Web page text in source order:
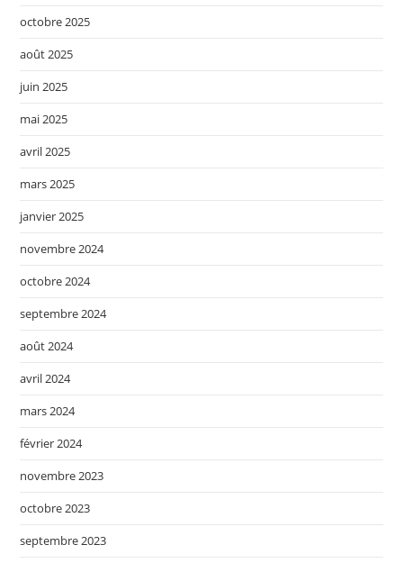
octobre 2025
août 2025
juin 2025
mai 2025
avril 2025
mars 2025
janvier 2025
novembre 2024
octobre 2024
septembre 2024
août 2024
avril 2024
mars 2024
février 2024
novembre 2023
octobre 2023
septembre 2023